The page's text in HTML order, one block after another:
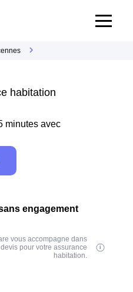
habitation
minutes avec
engagement
vous accompagne dans
pour votre assurance
habitation.